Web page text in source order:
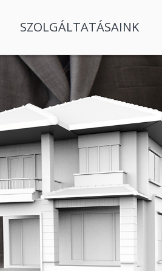
SZOLGÁLTATÁSAINK